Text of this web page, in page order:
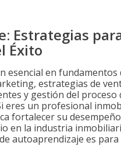
Estrategias
Éxito
esencial en fundamentos
estrategias de
y gestión del proceso
eres un profesional
fortalecer su
en la industria
autoaprendizaje es para